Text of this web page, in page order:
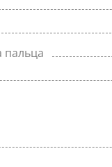
пальца